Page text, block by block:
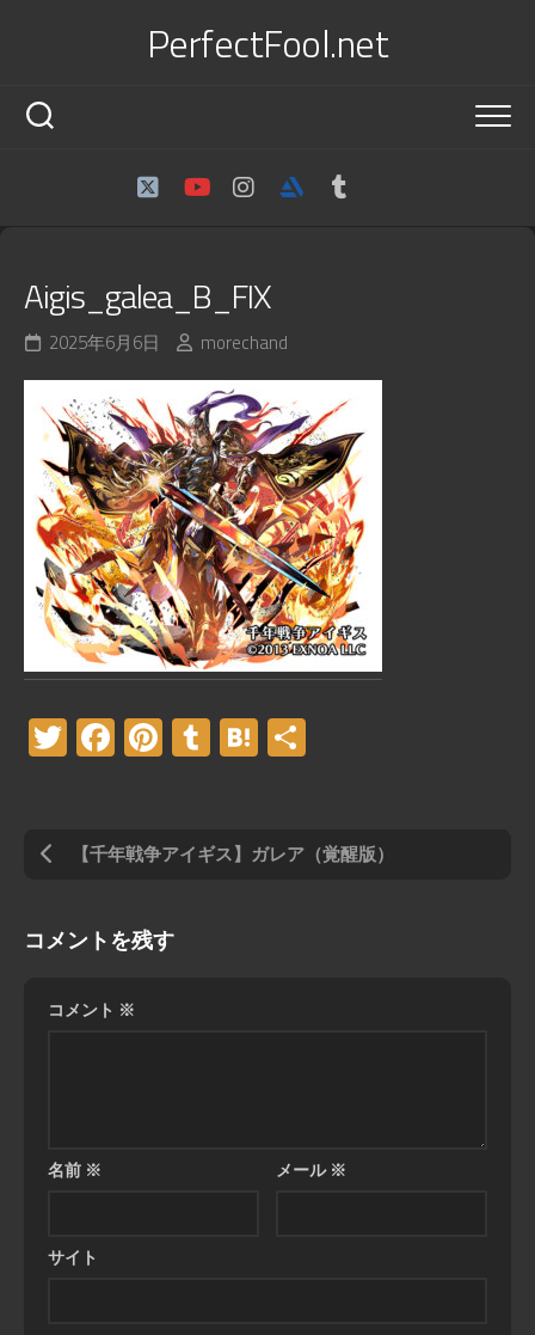
PerfectFool.net
Aigis_galea_B_FIX
2025年6月6日 morechand
Twitter
Facebook
Pinterest
TumblrHatena
【千年戦争アイギス】ガレア（覚醒版）
コメントを残す
コメント ※
名前 ※ メール※
サイト